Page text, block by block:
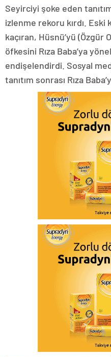
Seyirciyi şoke eden
izlenme rekoru kırdı. Eski
kaçıran, Hüsnü’yü (Özgür
öfkesini Rıza Baba’ya
endişelendirdi. Sosyal
tanıtım sonrası Rıza